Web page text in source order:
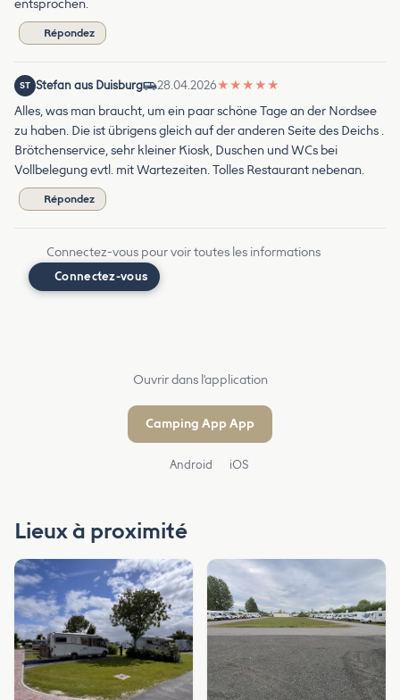
entsprochen.
Répondez
ST Stefan aus Duisburg 28.04.2026★ ★ ★ ★ ★
Alles, was man braucht, um ein paar schöne Tage an der Nordsee
zu haben. Die ist übrigens gleich auf der anderen Seite des Deichs .
Brötchenservice, sehr kleiner Kiosk, Duschen und WCs bei
Vollbelegung evtl. mit Wartezeiten. Tolles Restaurant nebenan.
Répondez
Connectez-vous pour voir toutes les informations
Connectez-vous
Ouvrir dans l'application
Camping App App
Android iOS
Lieux à proximité